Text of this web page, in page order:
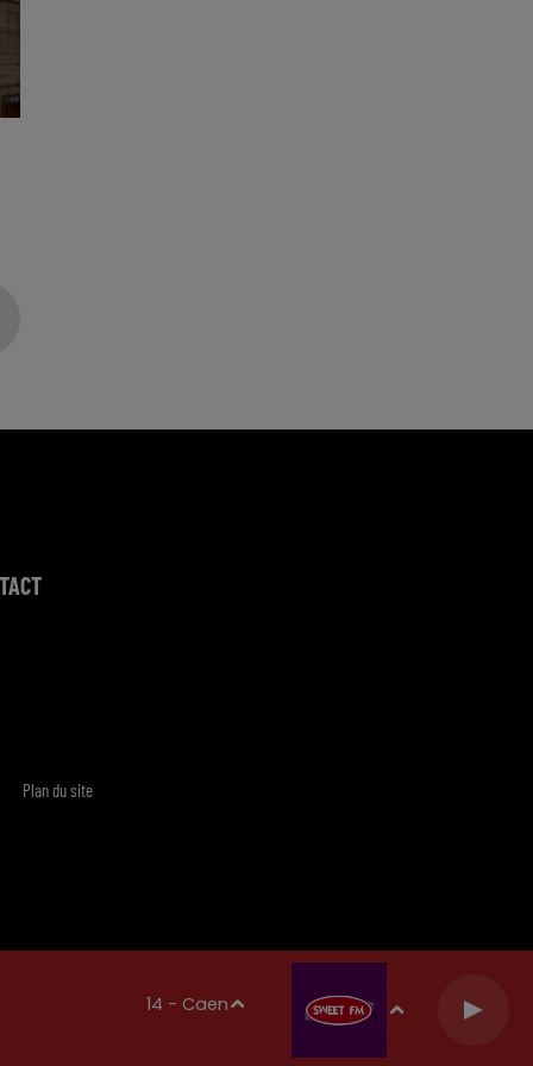
14 - Caen
Plan du site